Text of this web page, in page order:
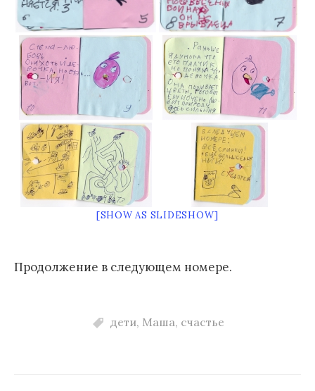
[SHOW AS SLIDESHOW]
Продолжение в следующем номере.
дети, Маша, счастье